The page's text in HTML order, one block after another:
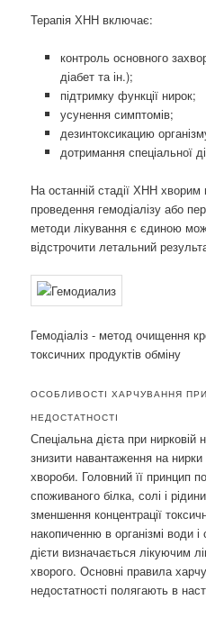
Терапія ХНН включає:
контроль основного
діабет та ін.);
підтримку функції нирок;
усунення симптомів;
дезинтоксикацию
дотримання спеціальної
На останній стадії ХНН хворим
проведення гемодіалізу або
методи лікування є єдиною
відстрочити летальний
Гемодіаліз - метод очищення
токсичних продуктів обміну
ОСОБЛИВОСТІ ХАРЧУВАННЯ
НЕДОСТАТНОСТІ
Спеціальна дієта при нирковій
знизити навантаження на
хвороби. Головний її принцип
споживаного білка, солі і
зменшення концентрації
накопиченню в організмі води
дієти визначається лікуючим
хворого. Основні правила
недостатності полягають в